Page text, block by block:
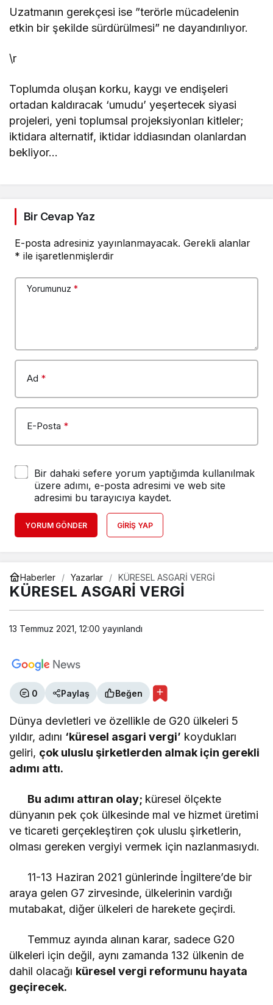
Uzatmanın gerekçesi ise ”terörle mücadelenin
etkin bir şekilde sürdürülmesi” ne dayandırılıyor.
\r
Toplumda oluşan korku, kaygı ve endişeleri
ortadan kaldıracak ‘umudu’ yeşertecek siyasi
projeleri, yeni toplumsal projeksiyonları kitleler;
iktidara alternatif, iktidar iddiasından olanlardan
bekliyor…
Bir Cevap Yaz
E-posta adresiniz yayınlanmayacak. Gerekli alanlar
* ile işaretlenmişlerdir
Yorumunuz *
Ad *
E-Posta *
Bir dahaki sefere yorum yaptığımda kullanılmak
üzere adımı, e-posta adresimi ve web site
adresimi bu tarayıcıya kaydet.
YORUM GÖNDER GIRIŞ YAP
Haberler Yazarlar KÜRESEL ASGARİ VERGİ
KÜRESEL ASGARİ VERGİ
13 Temmuz 2021, 12:00 yayınlandı
0 Paylaş Beğen
Dünya devletleri ve özellikle de G20 ülkeleri 5
yıldır, adını ‘küresel asgari vergi’ koydukları
geliri, çok uluslu şirketlerden almak için gerekli
adımı attı.
Bu adımı attıran olay; küresel ölçekte
dünyanın pek çok ülkesinde mal ve hizmet üretimi
ve ticareti gerçekleştiren çok uluslu şirketlerin,
olması gereken vergiyi vermek için nazlanmasıydı.
11-13 Haziran 2021 günlerinde İngiltere’de bir
araya gelen G7 zirvesinde, ülkelerinin vardığı
mutabakat, diğer ülkeleri de harekete geçirdi.
Temmuz ayında alınan karar, sadece G20
ülkeleri için değil, aynı zamanda 132 ülkenin de
dahil olacağı küresel vergi reformunu hayata
geçirecek.